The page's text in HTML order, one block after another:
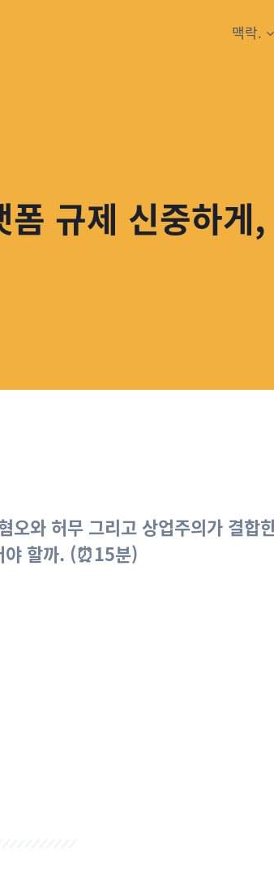
맥락.
규제 신중하게
오와 허무 그리고 상업주의가 결합
야 할까. (⏰15분)